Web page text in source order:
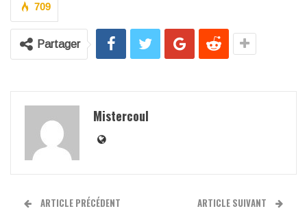
709
Partager
Mistercoul
ARTICLE PRÉCÉDENT ARTICLE SUIVANT